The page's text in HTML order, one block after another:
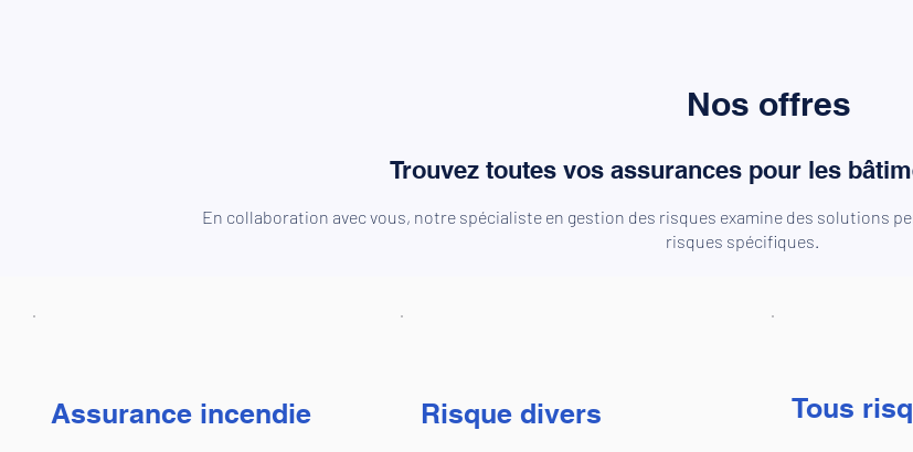
Nos offres
Trouvez toutes vos assurances pour les
En collaboration avec vous, notre spécialiste en gestion des risques examine des solutions
risques spécifiques.
Assurance incendie Risque divers Tous